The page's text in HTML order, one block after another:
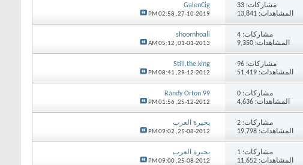
مشاركات:33
المشاهدات: 13,841
GalenCig
27-10-2019,
02:58 PM
مشاركات:4
المشاهدات: 9,350
shoornhoali
01-01-2013,
05:12 AM
مشاركات:96
المشاهدات: 51,419
Still.the.king
29-12-2012,
08:41 PM
مشاركات:0
المشاهدات: 4,636
Randy Orton 99
25-12-2012,
01:56 PM
مشاركات:2
المشاهدات: 19,798
بحيرة العرب
25-08-2012,
09:02 PM
مشاركات:1
المشاهدات: 11,652
بحيرة العرب
25-08-2012,
09:00 PM